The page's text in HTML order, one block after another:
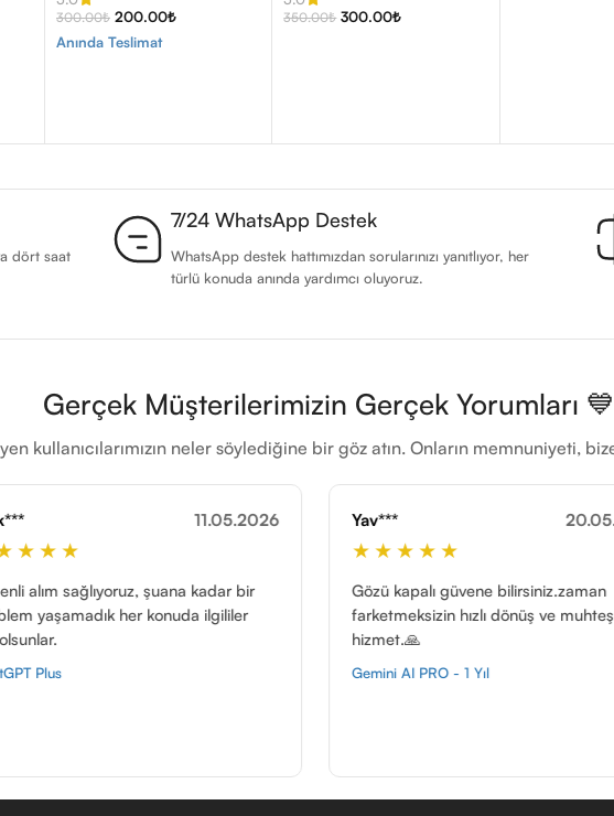
300.00₺ 200.00₺
Anında Teslimat
350.00₺ 300.00₺
dört saat
7/24 WhatsApp Destek
WhatsApp destek hattımızdan sorularınızı yanıtlıyor, her
türlü konuda anında yardımcı oluyoruz.
Gerçek Müşterilerimizin Gerçek Yorumları 💙
kullanıcılarımızın neler söylediğine bir göz atın. Onların memnuniyeti,
bir
ilgililer
Yav*** 20.05.2026
Gözü kapalı güvene bilirsiniz.zaman
farketmeksizin hızlı dönüş ve muhteşem
Meh***
Bir adet
teslim
GitHub